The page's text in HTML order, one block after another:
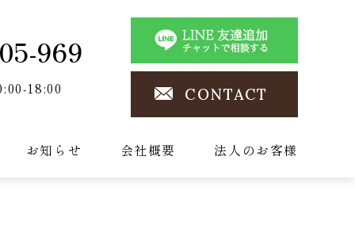
969
18:00 CONTACT
お知らせ 会社概要 法人のお客様